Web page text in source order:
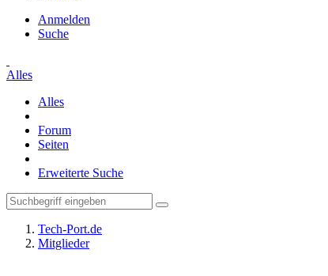
Anmelden
Suche
Alles
Alles
Forum
Seiten
Erweiterte Suche
Tech-Port.de
Mitglieder